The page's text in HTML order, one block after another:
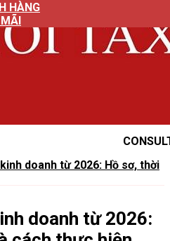
HÀNG
doanh từ 2026: Hồ sơ, thời
doanh từ 2026: